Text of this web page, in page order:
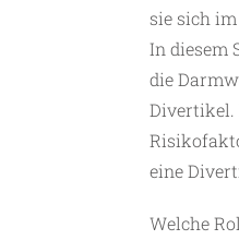
sie sich
In diesem
die
Divertikel.
eine
Welche